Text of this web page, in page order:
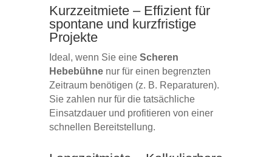
Kurzzeitmiete – Effizient für
spontane und kurzfristige
Projekte
Ideal, wenn Sie eine Scheren
Hebebühnenur für einen begrenzten
Zeitraum benötigen (z. B. Reparaturen).
Sie zahlen nur für die tatsächliche
Einsatzdauer und profitieren von einer
schnellen Bereitstellung.